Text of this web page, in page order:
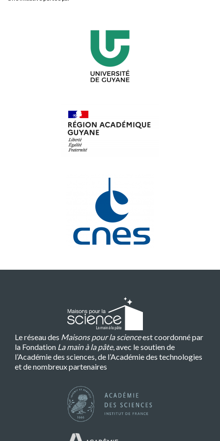
Le réseau des Maisons pour la scienceest coordonné par
la Fondation La main à la pâte, avec le soutien de
l’Académie des sciences, de l’Académie des technologies
et de nombreux partenaires